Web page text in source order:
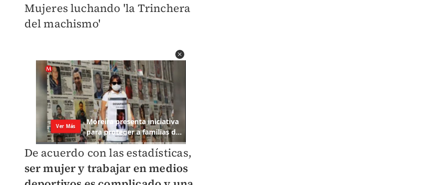
Mujeres luchando 'la Trinchera
del machismo'
De acuerdo con las estadísticas,
ser mujer y trabajar en medios